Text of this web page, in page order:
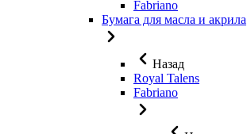
Fabriano
Бумага для масла и акрила
Назад
Royal Talens
Fabriano